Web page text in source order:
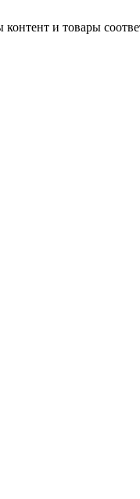
и товары